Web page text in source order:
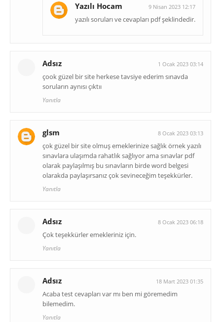
Yazılı Hocam 9 Nisan 2023 12:17
yazılı soruları ve cevapları pdf şeklindedir.
Adsız 1 Ocak 2023 03:14
çook güzel bir site herkese tavsiye ederim sınavda
soruların aynısı çıktıı
Yanıtla
glsm 8 Ocak 2023 03:13
çok güzel bir site olmuş emeklerinize sağlık örnek yazılı
sınavlara ulaşımda rahatlık sağlıyor ama sınavlar pdf
olarak paylaşılmış bu sınavların birde word belgesi
olarakda paylaşırsanız çok sevineceğim teşekkürler.
Yanıtla
Adsız 8 Ocak 2023 06:18
Çok teşekkürler emekleriniz için.
Yanıtla
Adsız 18 Mart 2023 01:35
Acaba test cevapları var mı ben mi göremedim
bilemedim.
Yanıtla